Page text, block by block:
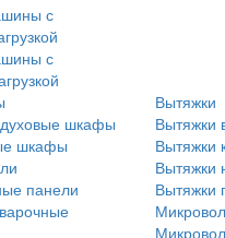
с
с
духовые шкафы
шкафы
панели
Вытяжки
Вытяжки
Вытяжки
Вытяжки
Вытяжки